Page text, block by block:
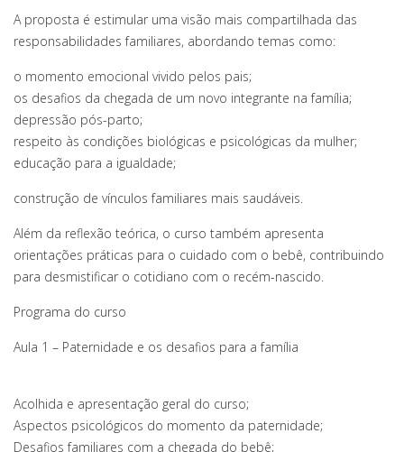
A proposta é estimular uma visão mais compartilhada das
responsabilidades familiares, abordando temas como:
o momento emocional vivido pelos pais;
os desafios da chegada de um novo integrante na família;
depressão pós-parto;
respeito às condições biológicas e psicológicas da mulher;
educação para a igualdade;
construção de vínculos familiares mais saudáveis.
Além da reflexão teórica, o curso também apresenta
orientações práticas para o cuidado com o bebê, contribuindo
para desmistificar o cotidiano com o recém-nascido.
Programa do curso
Aula 1 – Paternidade e os desafios para a família
Acolhida e apresentação geral do curso;
Aspectos psicológicos do momento da paternidade;
Desafios familiares com a chegada do bebê;